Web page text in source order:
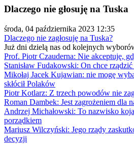
Dlaczego nie głosuję na Tuska
środa, 04 października 2023 12:35
Dlaczego nie zagłosuję na Tuska?
Już dni dzielą nas od kolejnych
Prof. Piotr Czauderna: Nie akceptuję,
Stanisław Fudakowski: On chce
Mikołaj Jacek Kujawian: nie mogę
skłócił Polaków
Piotr Kotlarz: Z trzech powodów nie
Roman Dambek: Jest zagrożeniem dla
Andrzej Michałowski: To nazwisko
porządkiem
Mariusz Wilczyński: Jego rządy
decyzji